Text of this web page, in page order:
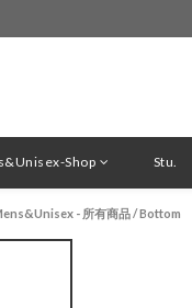
Shop Stu.
- 所有商品/Bottom